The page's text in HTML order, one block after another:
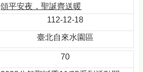
頌平安夜，聖誕齊送暖
112-12-18
臺北自來水園區
70